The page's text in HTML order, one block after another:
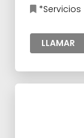
*Servicios
LLAMAR